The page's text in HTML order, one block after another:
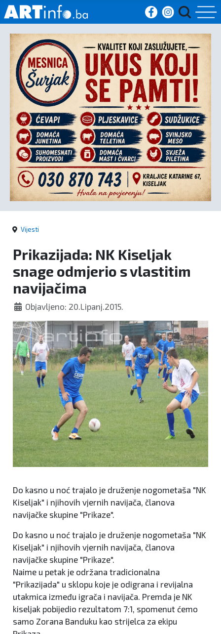
Početna
Vijesti
Sport
Kultura
Crna
kronika
Politika
Vijesti
Prikazijada: NK Kiseljak
snage odmjerio s vlastitim
navijačima
Objavljeno: 20.Lipanj.2015.
Do kasno u noć trajalo je druženje nogometaša "NK
Kiseljak" i njihovih vjernih navijača, članova
navijačke skupine "Prikaze".
Do kasno u noć trajalo je druženje nogometaša "NK
Kiseljak" i njihovih vjernih navijača, članova
navijačke skupine "Prikaze".
Naime u petak je održana tradicionalna
"Prikazijada" u sklopu koje je odigrana i revijalna
utakmica između igrača i navijača. Premda je NK
kiseljak pobijedio rezultatom 7:1, spomenut ćemo
samo Zorana Banduku kao strijelca za ekipu